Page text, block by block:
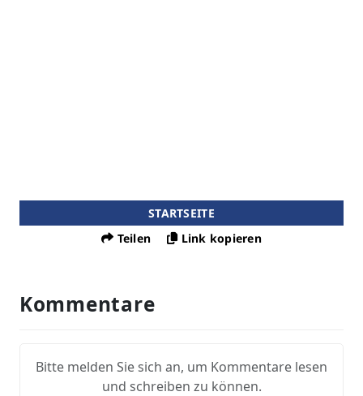
STARTSEITE
Teilen
Link kopieren
Kommentare
Bitte melden Sie sich an, um Kommentare lesen
und schreiben zu können.